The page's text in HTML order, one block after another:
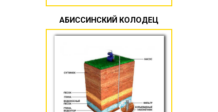
АБИССИНСКИЙ КОЛОДЕЦ